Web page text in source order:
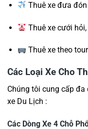
Thuê xe đưa
Thuê xe cưới
Thuê xe theo
Các Loại Xe Cho
Chúng tôi cung cấp
xe Du Lịch :
Các Dòng Xe 4 Chỗ